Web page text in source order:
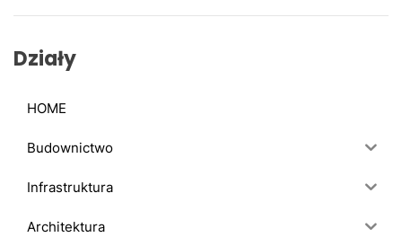
j
Działy
HOME
Budownictwo
Infrastruktura
Architektura